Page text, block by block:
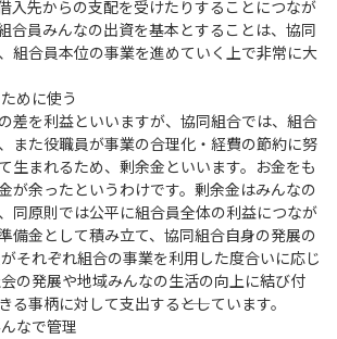
入先からの支配を受けたりすることにつなが
合員みんなの出資を基本とすることは、協同
組合員本位の事業を進めていく上で非常に大
めに使う
差を利益といいますが、協同組合では、組合
また役職員が事業の合理化・経費の節約に努
生まれるため、剰余金といいます。お金をも
が余ったというわけです。剰余金はみんなの
同原則では公平に組合員全体の利益につなが
備金として積み立て、協同組合自身の発展の
それぞれ組合の事業を利用した度合いに応じ
の発展や地域みんなの生活の向上に結び付
事柄に対して支出する――としています。
なで管理